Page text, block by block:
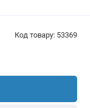
Код товару: 53369